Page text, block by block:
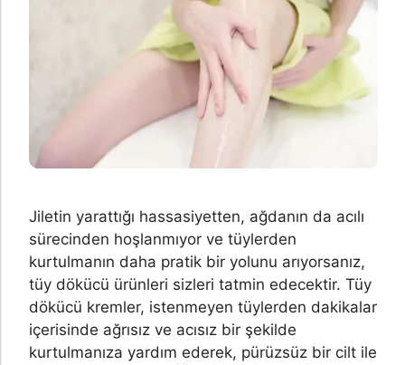
Jiletin yarattığı hassasiyetten, ağdanın da acılı
sürecinden hoşlanmıyor ve tüylerden
kurtulmanın daha pratik bir yolunu arıyorsanız,
tüy dökücü ürünleri sizleri tatmin edecektir. Tüy
dökücü kremler, istenmeyen tüylerden dakikalar
içerisinde ağrısız ve acısız bir şekilde
kurtulmanıza yardım ederek, pürüzsüz bir cilt ile